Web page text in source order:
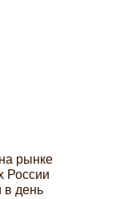
рынке
России
в день